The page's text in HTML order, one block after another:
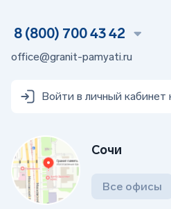
8 (800) 700 43 42
office@granit-pamyati.ru
Войти в личный кабинет
Сочи
Все офисы